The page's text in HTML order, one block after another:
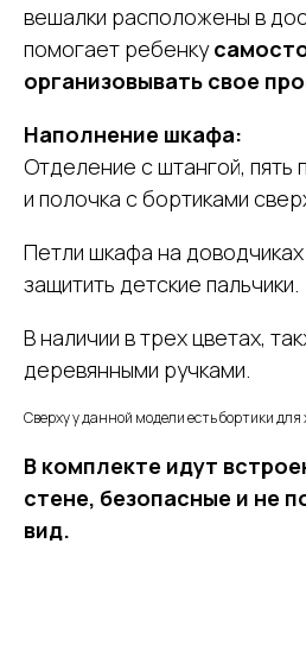
вешалки расположены в
помогает ребенку
организовывать свое
Наполнение шкафа:
Отделение с штангой, пять
и полочка с бортиками
Петли шкафа на
защитить детские пальчики.
В наличии в трех цветах,
деревянными ручками.
Сверху у данной модели есть бортики
В комплекте идут
стене, безопасные и не
вид.